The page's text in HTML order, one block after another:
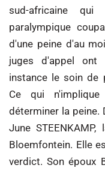
sud-africaine
paralympique
d'une peine d'au
juges d'appel ont
instance le soin de
Ce qui
déterminer la peine.
June
Bloemfontein. Elle
verdict. Son époux